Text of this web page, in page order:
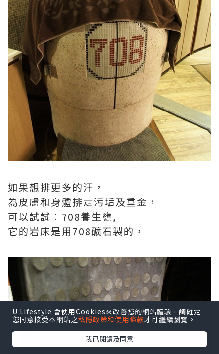
如果想排更多的汗，
為皮膚和身體排走污垢及重金，
可以試試：708養生甕,
它的岩床是用708礦石製的，
U Lifestyle 會使用Cookies來改善您的網站體驗，請確定
您同意接受本網站之私隱政策和使用條款才可繼續瀏覽。
我已閱讀及同意